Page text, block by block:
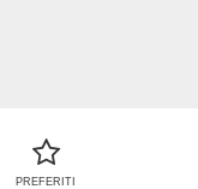
PREFERITI